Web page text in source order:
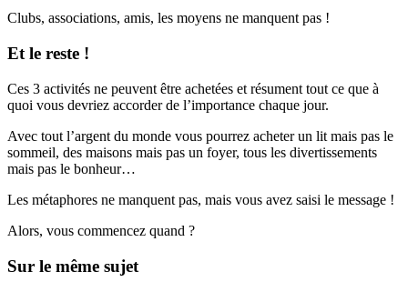
Clubs, associations, amis, les moyens ne manquent pas !
Et le reste !
Ces 3 activités ne peuvent être achetées et résument tout ce que à
quoi vous devriez accorder de l’importance chaque jour.
Avec tout l’argent du monde vous pourrez acheter un lit mais pas le
sommeil, des maisons mais pas un foyer, tous les divertissements
mais pas le bonheur…
Les métaphores ne manquent pas, mais vous avez saisi le message !
Alors, vous commencez quand ?
Sur le même sujet